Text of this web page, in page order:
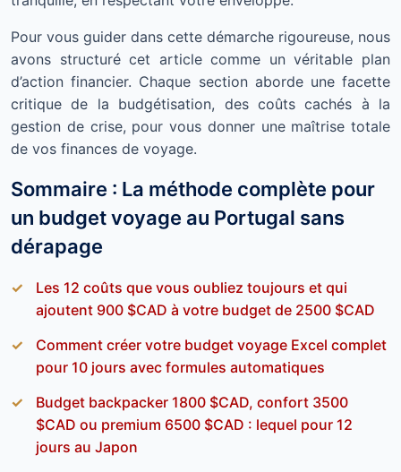
Pour vous guider dans cette démarche rigoureuse, nous
avons structuré cet article comme un véritable plan
d’action financier. Chaque section aborde une facette
critique de la budgétisation, des coûts cachés à la
gestion de crise, pour vous donner une maîtrise totale
de vos finances de voyage.
Sommaire : La méthode complète pour
un budget voyage au Portugal sans
dérapage
Les 12 coûts que vous oubliez toujours et qui
ajoutent 900 $CAD à votre budget de 2500 $CAD
Comment créer votre budget voyage Excel complet
pour 10 jours avec formules automatiques
Budget backpacker 1800 $CAD, confort 3500
$CAD ou premium 6500 $CAD : lequel pour 12
jours au Japon